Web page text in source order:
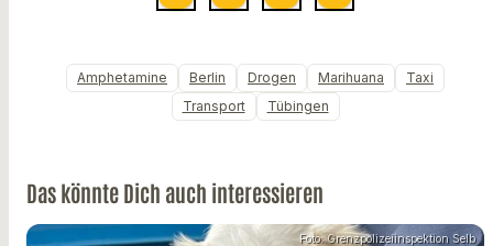
Amphetamine Berlin Drogen Marihuana
Taxi
Transport
Tübingen
Das könnte Dich auch interessieren
Foto: Grenzpolizeiinspektion Selb